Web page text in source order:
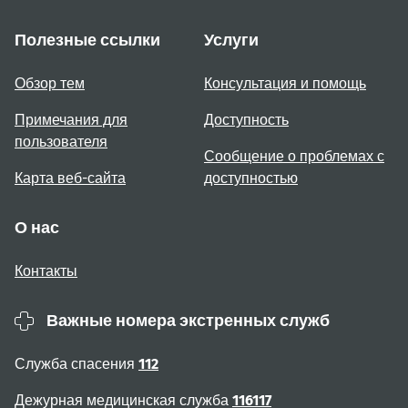
Полезные ссылки
Обзор тем
Примечания для
пользователя
Карта веб-сайта
Услуги
Консультация и помощь
Доступность
Сообщение о проблемах с
доступностью
О нас
Контакты
Важные номера экстренных служб
Служба спасения 112
Дежурная медицинская служба 116117